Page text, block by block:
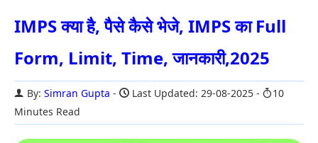
IMPS क्या है, पैसे कैसे भेजे, IMPS का Full
Form, Limit, Time, जानकारी,2025
By: Simran Gupta Last Updated: 29-08-2025
10
Minutes Read